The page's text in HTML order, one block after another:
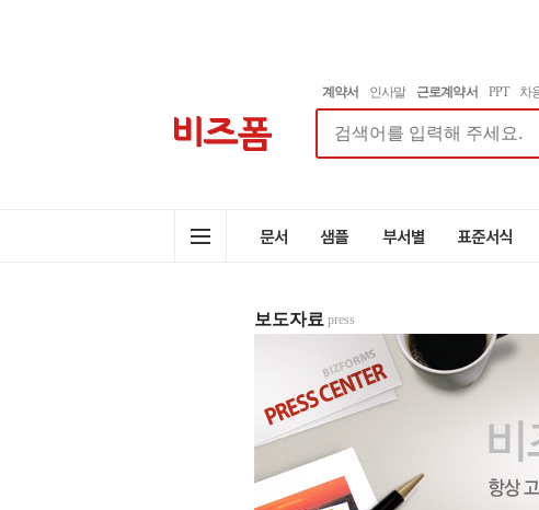
계약서 인사말 근로계약서 PPT 차
보도자료 press